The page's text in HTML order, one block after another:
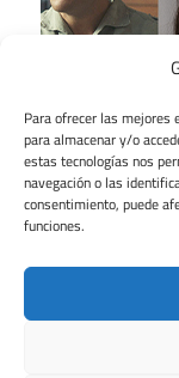
Para ofrecer las mejores
para almacenar y/o
estas tecnologías nos
navegación o las
consentimiento, puede
funciones.